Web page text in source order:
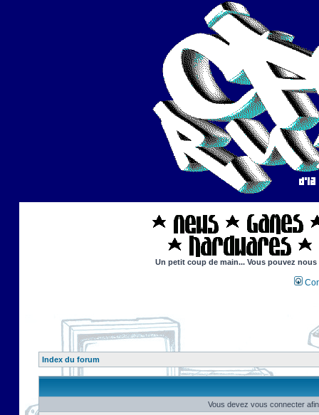
Un petit coup de main... Vous pouvez
Index du forum
Vous devez vous connecter